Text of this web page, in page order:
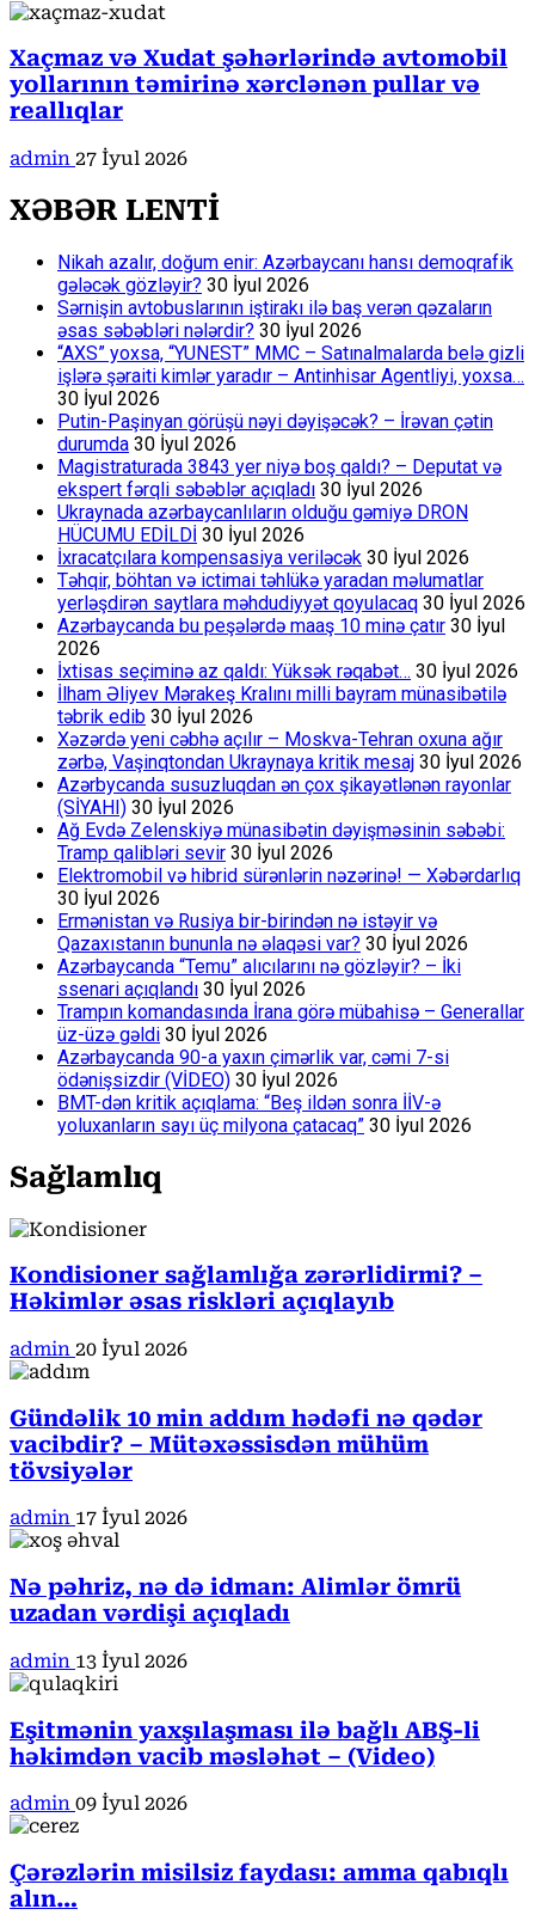
Xaçmaz və Xudat şəhərlərində avtomobil
yollarının təmirinə xərclənən pullar və
reallıqlar
admin 27 İyul 2026
XƏBƏR LENTİ
Nikah azalır, doğum enir: Azərbaycanı hansı demoqrafik
gələcək gözləyir? 30 İyul 2026
Sərnişin avtobuslarının iştirakı ilə baş verən qəzaların
əsas səbəbləri nələrdir? 30 İyul 2026
“AXS” yoxsa, “YUNEST” MMC – Satınalmalarda belə gizli
işlərə şəraiti kimlər yaradır – Antinhisar Agentliyi, yoxsa…
30 İyul 2026
Putin-Paşinyan görüşü nəyi dəyişəcək? – İrəvan çətin
durumda 30 İyul 2026
Magistraturada 3843 yer niyə boş qaldı? – Deputat və
ekspert fərqli səbəblər açıqladı 30 İyul 2026
Ukraynada azərbaycanlıların olduğu gəmiyə DRON
HÜCUMU EDİLDİ 30 İyul 2026
İxracatçılara kompensasiya veriləcək 30 İyul 2026
Təhqir, böhtan və ictimai təhlükə yaradan məlumatlar
yerləşdirən saytlara məhdudiyyət qoyulacaq 30 İyul 2026
Azərbaycanda bu peşələrdə maaş 10 minə çatır 30 İyul
2026
İxtisas seçiminə az qaldı: Yüksək rəqabət… 30 İyul 2026
İlham Əliyev Mərakeş Kralını milli bayram münasibətilə
təbrik edib 30 İyul 2026
Xəzərdə yeni cəbhə açılır – Moskva-Tehran oxuna ağır
zərbə, Vaşinqtondan Ukraynaya kritik mesaj 30 İyul 2026
Azərbycanda susuzluqdan ən çox şikayətlənən rayonlar
(SİYAHI) 30 İyul 2026
Ağ Evdə Zelenskiyə münasibətin dəyişməsinin səbəbi:
Tramp qalibləri sevir 30 İyul 2026
Elektromobil və hibrid sürənlərin nəzərinə! — Xəbərdarlıq
30 İyul 2026
Ermənistan və Rusiya bir-birindən nə istəyir və
Qazaxıstanın bununla nə əlaqəsi var? 30 İyul 2026
Azərbaycanda “Temu” alıcılarını nə gözləyir? – İki
ssenari açıqlandı 30 İyul 2026
Trampın komandasında İrana görə mübahisə – Generallar
üz-üzə gəldi 30 İyul 2026
Azərbaycanda 90-a yaxın çimərlik var, cəmi 7-si
ödənişsizdir (VİDEO) 30 İyul 2026
BMT-dən kritik açıqlama: “Beş ildən sonra İİV-ə
yoluxanların sayı üç milyona çatacaq” 30 İyul 2026
Sağlamlıq
Kondisioner sağlamlığa zərərlidirmi? –
Həkimlər əsas riskləri açıqlayıb
admin 20 İyul 2026
Gündəlik 10 min addım hədəfi nə qədər
vacibdir? – Mütəxəssisdən mühüm
tövsiyələr
admin 17 İyul 2026
Nə pəhriz, nə də idman: Alimlər ömrü
uzadan vərdişi açıqladı
admin 13 İyul 2026
Eşitmənin yaxşılaşması ilə bağlı ABŞ-li
həkimdən vacib məsləhət – (Video)
admin 09 İyul 2026
Çərəzlərin misilsiz faydası: amma qabıqlı
alın…